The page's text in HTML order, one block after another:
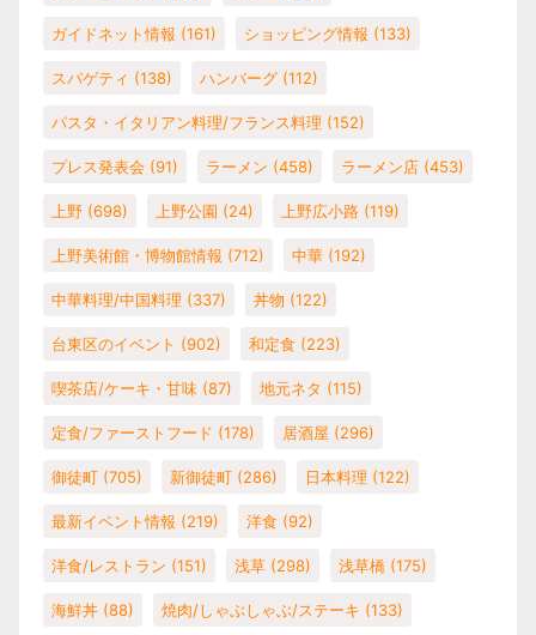
ガイドネット情報 (161) ショッピング情報 (133)
スパゲティ (138) ハンバーグ (112)
パスタ・イタリアン料理/フランス料理 (152)
プレス発表会 (91) ラーメン (458) ラーメン店 (453)
上野 (698) 上野公園 (24) 上野広小路 (119)
上野美術館・博物館情報 (712) 中華 (192)
中華料理/中国料理 (337) 丼物 (122)
台東区のイベント (902) 和定食 (223)
喫茶店/ケーキ・甘味 (87) 地元ネタ (115)
定食/ファーストフード (178) 居酒屋 (296)
御徒町 (705) 新御徒町 (286) 日本料理 (122)
最新イベント情報 (219) 洋食 (92)
洋食/レストラン (151) 浅草 (298) 浅草橋 (175)
海鮮丼 (88) 焼肉/しゃぶしゃぶ/ステーキ (133)